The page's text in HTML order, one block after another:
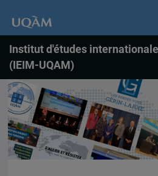
Institut d'études
(IEIM-UQAM)